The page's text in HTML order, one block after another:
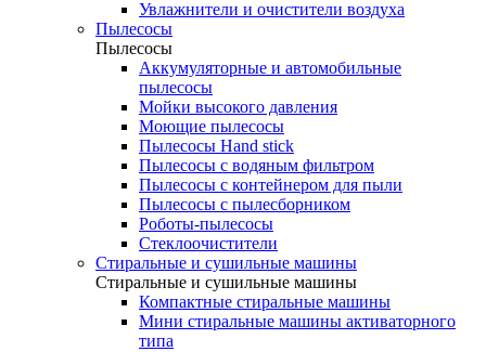
Увлажнители и очистители воздуха
Пылесосы
Пылесосы
Аккумуляторные и автомобильные
пылесосы
Мойки высокого давления
Моющие пылесосы
Пылесосы Hand stick
Пылесосы с водяным фильтром
Пылесосы с контейнером для пыли
Пылесосы с пылесборником
Роботы-пылесосы
Стеклоочистители
Стиральные и сушильные машины
Стиральные и сушильные машины
Компактные стиральные машины
Мини стиральные машины активаторного
типа